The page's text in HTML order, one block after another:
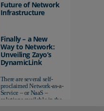
Future of Network
Infrastructure
AI-ready infrastructure are
pulling ahead. Those
relying on yesterday's
networks risk...
Finally – a New
Way to Network:
Unveiling Zayo’s
DynamicLink
There are several self-
proclaimed Network-as-a-
Service – or NaaS –
solutions available in the